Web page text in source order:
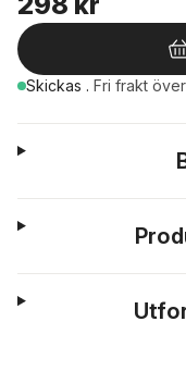
Skickas . Fri frakt